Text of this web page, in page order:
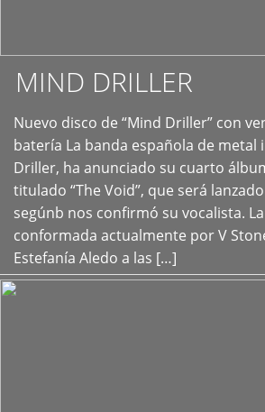
MIND DRILLER
Nuevo disco de “Mind Driller” con
batería La banda española de metal
Driller, ha anunciado su cuarto
titulado “The Void”, que será
segúnb nos confirmó su vocalista.
conformada actualmente por V
Estefanía Aledo a las […]
+